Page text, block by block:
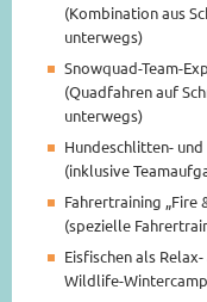
(Kombination aus
unterwegs)
Snowquad-Team-
(Quadfahren auf
unterwegs)
Hundeschlitten- und
(inklusive
Fahrertraining „Fire
(spezielle
Eisfischen als
Wildlife-